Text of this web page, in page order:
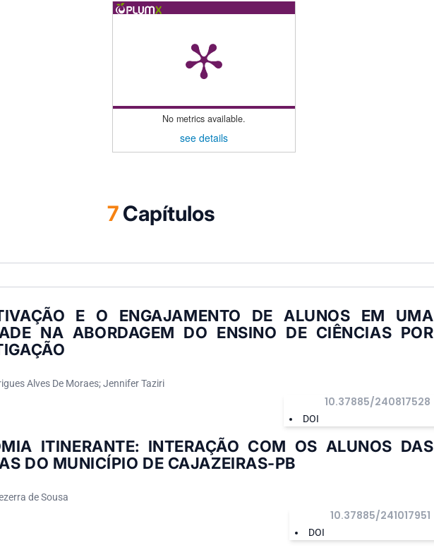
No metrics available.
see details
7Capítulos
E O ENGAJAMENTO DE ALUNOS EM UMA
NA ABORDAGEM DO ENSINO DE CIÊNCIAS POR
Alves De Moraes; Jennifer Taziri
DOI
10.37885/240817528
ITINERANTE: INTERAÇÃO COM OS ALUNOS DAS
DO MUNICÍPIO DE CAJAZEIRAS-PB
de Sousa
DOI
10.37885/241017951